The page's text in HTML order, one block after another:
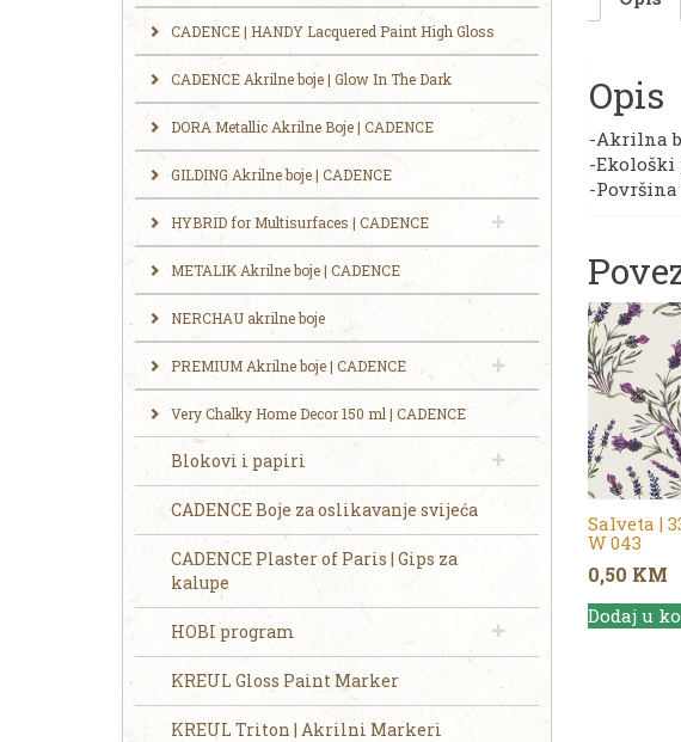
Opis
-Akrilna
-
-
Salveta |
W 043
0,50 KM
Dodaj u
CADENCE | HANDY Lacquered Paint High Gloss
CADENCE Akrilne boje | Glow In The Dark
DORA Metallic Akrilne Boje | CADENCE
GILDING Akrilne boje | CADENCE
HYBRID for Multisurfaces | CADENCE
METALIK Akrilne boje | CADENCE
NERCHAU akrilne boje
PREMIUM Akrilne boje | CADENCE
Very Chalky Home Decor 150 ml | CADENCE
Blokovi i papiri
CADENCE Boje za oslikavanje svijeća
CADENCE Plaster of Paris | Gips za
kalupe
HOBI program
KREUL Gloss Paint Marker
KREUL Triton | Akrilni Markeri